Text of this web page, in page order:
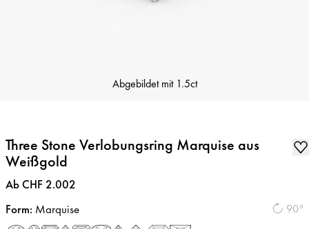
Abgebildet mit 1.5ct
Three Stone Verlobungsring Marquise aus
Weißgold
Preis:
Ab CHF 2.002
90°
Form: Marquise